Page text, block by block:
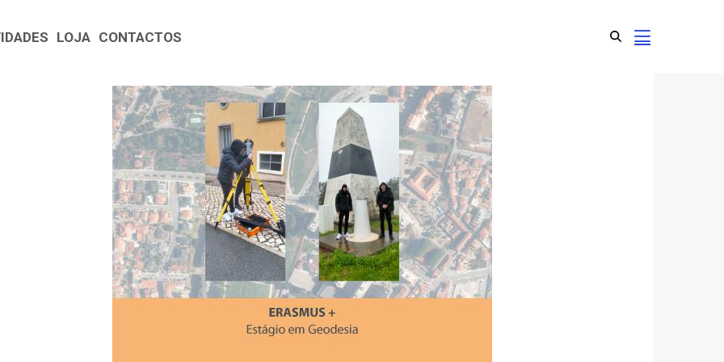
LOJA CONTACTOS